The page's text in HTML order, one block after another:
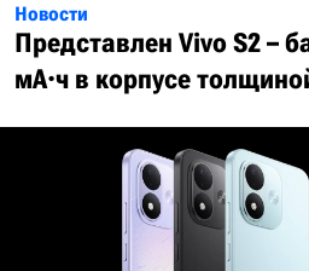
Новости
Представлен Vivo S2 –
мА·ч в корпусе